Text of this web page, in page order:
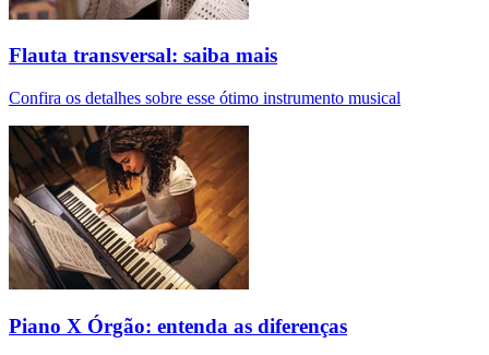
Flauta transversal: saiba mais
Confira os detalhes sobre esse ótimo instrumento musical
Piano X Órgão: entenda as diferenças